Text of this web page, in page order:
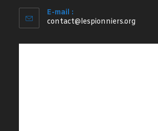
E-mail :
contact@lespionniers.orgS’ouvre